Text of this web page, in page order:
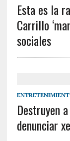
Esta es la
Carrillo
sociales
Destruyen
denunciar